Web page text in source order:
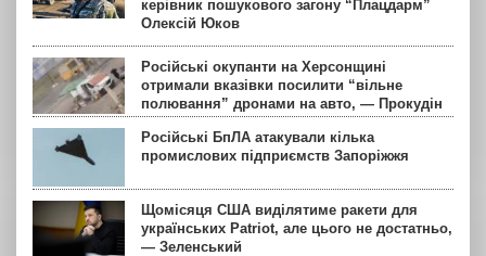
керівник пошукового загону “Плацдарм”
Олексій Юков
Російські окупанти на Херсонщині
отримали вказівки посилити “вільне
полювання” дронами на авто, — Прокудін
Російські БпЛА атакували кілька
промислових підприємств Запоріжжя
Щомісяця США виділятиме ракети для
українських Patriot, але цього не достатньо,
— Зеленський